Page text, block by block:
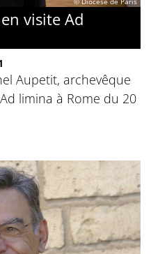
visite Ad
Aupetit, archevêque
limina à Rome du 20